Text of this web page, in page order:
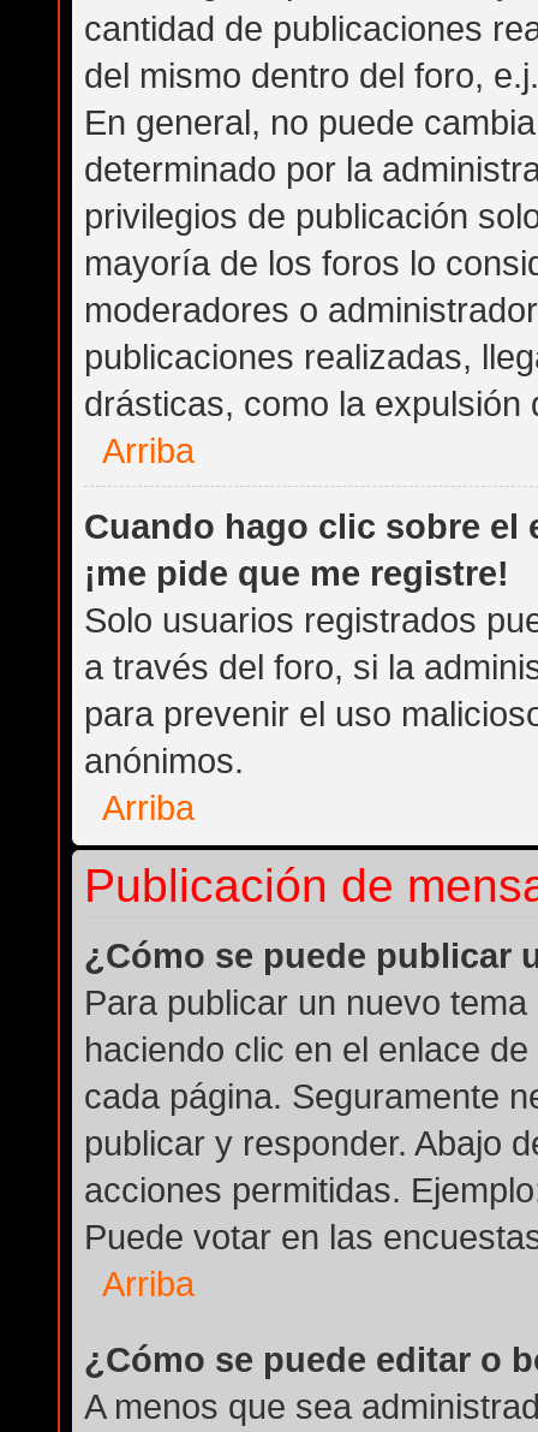
cantidad de publicaciones
del mismo dentro del foro,
En general, no puede
determinado por la
privilegios de publicación
mayoría de los foros lo
moderadores o
publicaciones realizadas,
drásticas, como la expulsión
Arriba
Cuando hago clic sobre el
¡me pide que me registre!
Solo usuarios registrados
a través del foro, si la
para prevenir el uso
anónimos.
Arriba
Publicación de
¿Cómo se puede publicar
Para publicar un nuevo
haciendo clic en el enlace
cada página. Seguramente
publicar y responder. Abajo
acciones permitidas.
Puede votar en las
Arriba
¿Cómo se puede editar o
A menos que sea